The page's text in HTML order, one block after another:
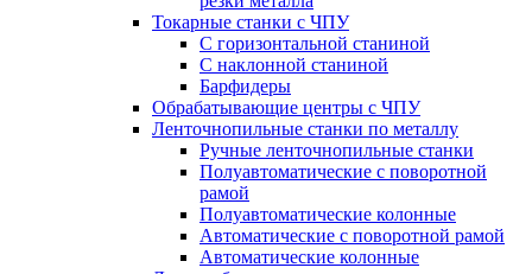
Токарные станки с ЧПУ
С горизонтальной станиной
С наклонной станиной
Барфидеры
Обрабатывающие центры с ЧПУ
Ленточнопильные станки по металлу
Ручные ленточнопильные станки
Полуавтоматические с поворотной
рамой
Полуавтоматические колонные
Автоматические с поворотной рамой
Автоматические колонные